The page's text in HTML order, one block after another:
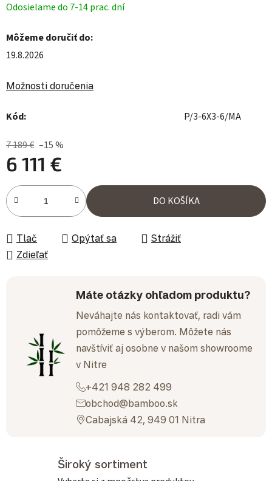
Odosielame do 7-14 prac. dní
Môžeme doručiť do:
19.8.2026
Možnosti doručenia
Kód: P/3-6X3-6/MA
7 189 € –15 %
6 111 €
Jednotková cena:
DO KOŠÍKA
Tlač Opýtať sa
Strážiť
Zdieľať
Máte otázky ohľadom produktu?
Neváhajte nás kontaktovať, radi vám
pomôžeme s výberom. Môžete nás
navštíviť aj osobne v našom showroome
v Nitre
+421 948 282 499
obchod@bamboo.sk
Cabajská 42, 949 01 Nitra
Široký sortiment